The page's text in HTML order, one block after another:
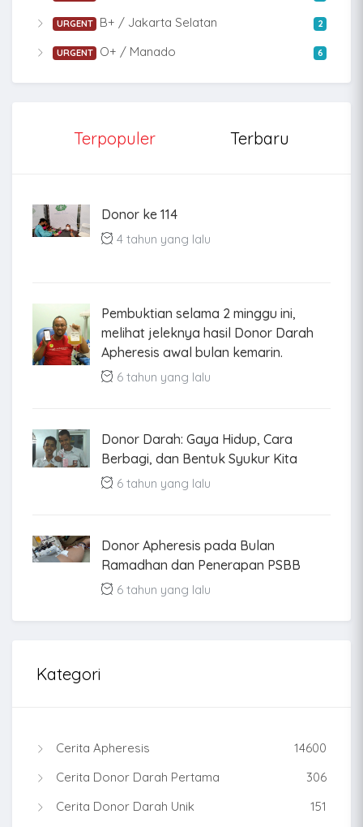
URGENT B+ / Jakarta Selatan 2
URGENT O+ / Manado 6
Terpopuler Terbaru
Donor ke 114
4 tahun yang lalu
Pembuktian selama 2 minggu ini,
melihat jeleknya hasil Donor Darah
Apheresis awal bulan kemarin.
6 tahun yang lalu
Donor Darah: Gaya Hidup, Cara
Berbagi, dan Bentuk Syukur Kita
6 tahun yang lalu
Donor Apheresis pada Bulan
Ramadhan dan Penerapan PSBB
6 tahun yang lalu
Kategori
Cerita Apheresis
14600
Cerita Donor Darah Pertama
306
Cerita Donor Darah Unik
151